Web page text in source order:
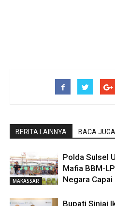
BERITA LAINNYA BACA JUGA
MAKASSAR
Polda Sulsel
Mafia BBM-
Negara
Bupati Sinjai